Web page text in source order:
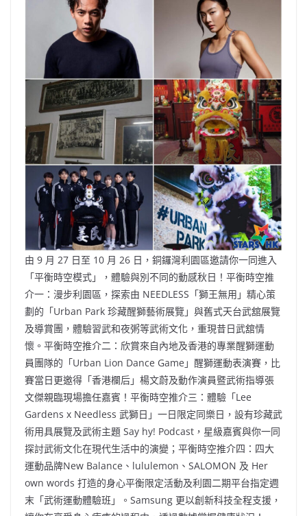
由 9 月 27 日至 10 月 26 日，銅鑼灣利園區邀請你一同進入
「平衡時空模式」，體驗與別不同的動感秋日！平衡時空推
介一：漫步利園區，探索由 NEEDLESS「獅王無用」精心策
劃的「Urban Park 珍藏醒獅藝術展覽」與舊式天台武舘展覽
及導賞團，體驗習武和夜粥等武術文化，重現昔日武舘情
懷。平衡時空推介二：欣賞來自內地及香港的專業醒獅運動
員團隊的「Urban Lion Dance Game」醒獅運動表演賽，比
賽當日更邀得「香港欄后」楊文蔚及動作演員暨武術指導張
文傑親臨現場擔任嘉賓！平衡時空推介三：體驗「Lee
Gardens x Needless 武獅日」一日限定同樂日，設有珍藏武
術用具展覽及武術主題 Say hy! Podcast，星級嘉賓與你一同
探討武術文化在現代生活中的演變；平衡時空推介四：四大
運動品牌New Balance、lululemon、SALOMON 及 Her
own words 打造的身心平衡限定活動及利園二期平台指定週
末「武術運動體驗班」。Samsung 更以創新科技全程支援，